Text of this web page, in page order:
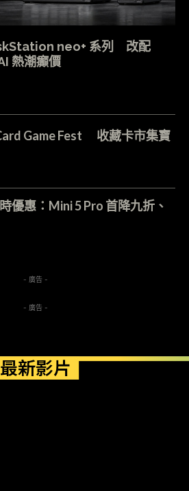
neo+ 系列 改配
熱潮癲價
Game Fest 收藏卡市集寶
優惠：Mini 5 Pro 首降九折、
- 廣告 -
- 廣告 -
最新影片